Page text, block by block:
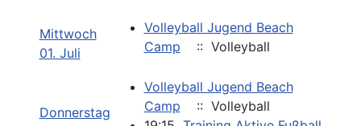
Mittwoch
01. Juli
Volleyball Jugend Beach
Camp
:: Volleyball
Donnerstag
Volleyball Jugend Beach
Camp
:: Volleyball